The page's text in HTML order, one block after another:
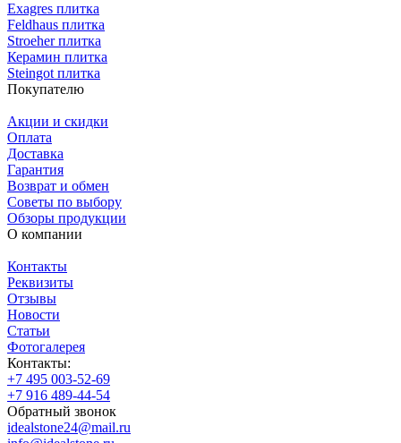
Exagres плитка
Feldhaus плитка
Stroeher плитка
Керамин плитка
Steingot плитка
Покупателю
Акции и скидки
Оплата
Доставка
Гарантия
Возврат и обмен
Советы по выбору
Обзоры продукции
О компании
Контакты
Реквизиты
Отзывы
Новости
Статьи
Фотогалерея
Контакты:
+7 495 003-52-69
+7 916 489-44-54
Обратный звонок
idealstone24@mail.ru